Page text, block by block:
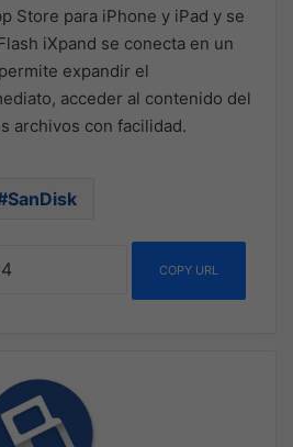
Store para iPhone y iPad y se
iXpand se conecta en un
expandir el
acceder al contenido del
archivos con facilidad.
SanDisk
COPY URL